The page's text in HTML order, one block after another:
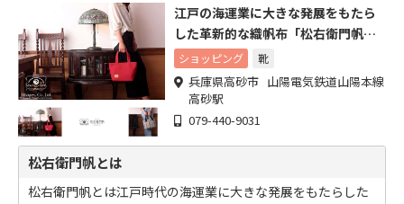
江戸の海運業に大きな発展をもたら
した革新的な織帆布「松右衛門帆
布」を独自に再現したブランド
ショッピング 靴
兵庫県高砂市 山陽電気鉄道山陽本線
高砂駅
079-440-9031
松右衛門帆とは
松右衛門帆とは江戸時代の海運業に大きな発展をもたらした